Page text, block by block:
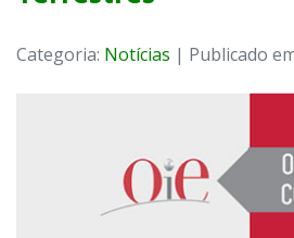
Categoria: Notícias | Publicado